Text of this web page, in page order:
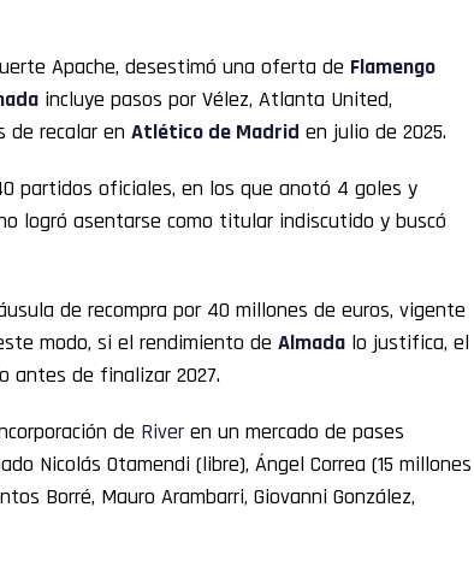
Apache, desestimó una oferta de Flamengo
incluye pasos por Vélez, Atlanta United,
de recalar en Atlético de Madrid en julio de 2025.
partidos oficiales, en los que anotó 4 goles y
logró asentarse como titular indiscutido y buscó
de recompra por 40 millones de euros, vigente
modo, si el rendimiento de Almada lo justifica, el
antes de finalizar 2027.
de River en un mercado de pases
Nicolás Otamendi (libre), Ángel Correa (15 millones
Borré, Mauro Arambarri, Giovanni González,